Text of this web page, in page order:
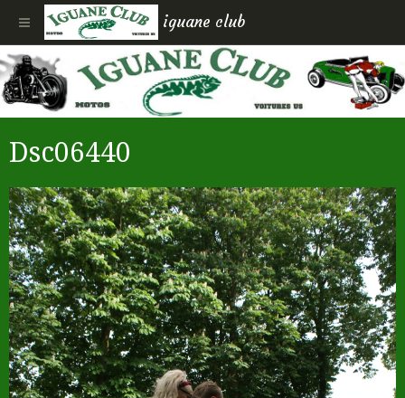
iguane club
Dsc06440